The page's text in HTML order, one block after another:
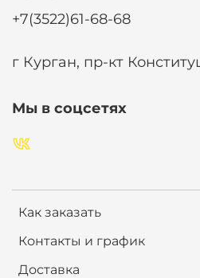
Как заказать
Контакты и график
Доставка
+7(3522)61-68-68
г Курган, пр-кт
Мы в соцсетях